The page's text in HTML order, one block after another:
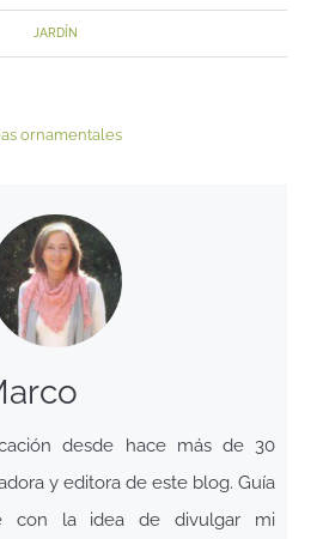
JARDÍN
ornamentales
desde hace más de 30
y editora de este blog. Guía
con la idea de divulgar mi